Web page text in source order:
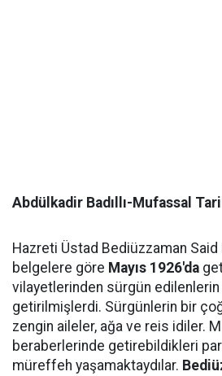
Abdülkadir Badıllı-Mufassal
Hazreti Üstad Bediüzzaman
belgelere göre Mayıs 1926'da
vilayetlerinden sürgün
getirilmişlerdi. Sürgünlerin bir
zengin aileler, ağa ve reis idiler.
beraberlerinde getirebildikleri
müreffeh yaşamaktaydılar.